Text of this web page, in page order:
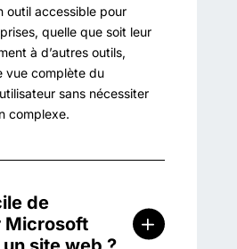
outil accessible pour
quelle que soit leur
à d’autres outils,
vue complète du
sans nécessiter
complexe.
de
Microsoft